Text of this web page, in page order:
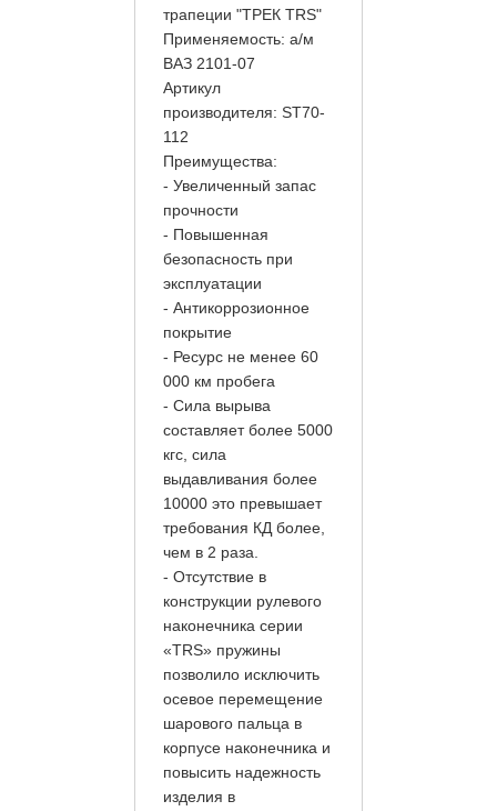
трапеции "ТРЕК TRS"
Применяемость: а/м
ВАЗ 2101-07
Артикул
производителя: ST70-
112
Преимущества:
- Увеличенный запас
прочности
- Повышенная
безопасность при
эксплуатации
- Антикоррозионное
покрытие
- Ресурс не менее 60
000 км пробега
- Сила вырыва
составляет более 5000
кгс, сила
выдавливания более
10000 это превышает
требования КД более,
чем в 2 раза.
- Отсутствие в
конструкции рулевого
наконечника серии
«TRS» пружины
позволило исключить
осевое перемещение
шарового пальца в
корпусе наконечника и
повысить надежность
изделия в